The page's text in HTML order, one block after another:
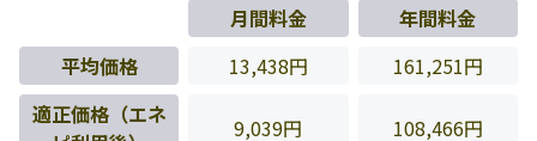
月間料金
年間料金
平均価格
13,438円
161,251円
適正価格（エネ
9,039円 108,466円